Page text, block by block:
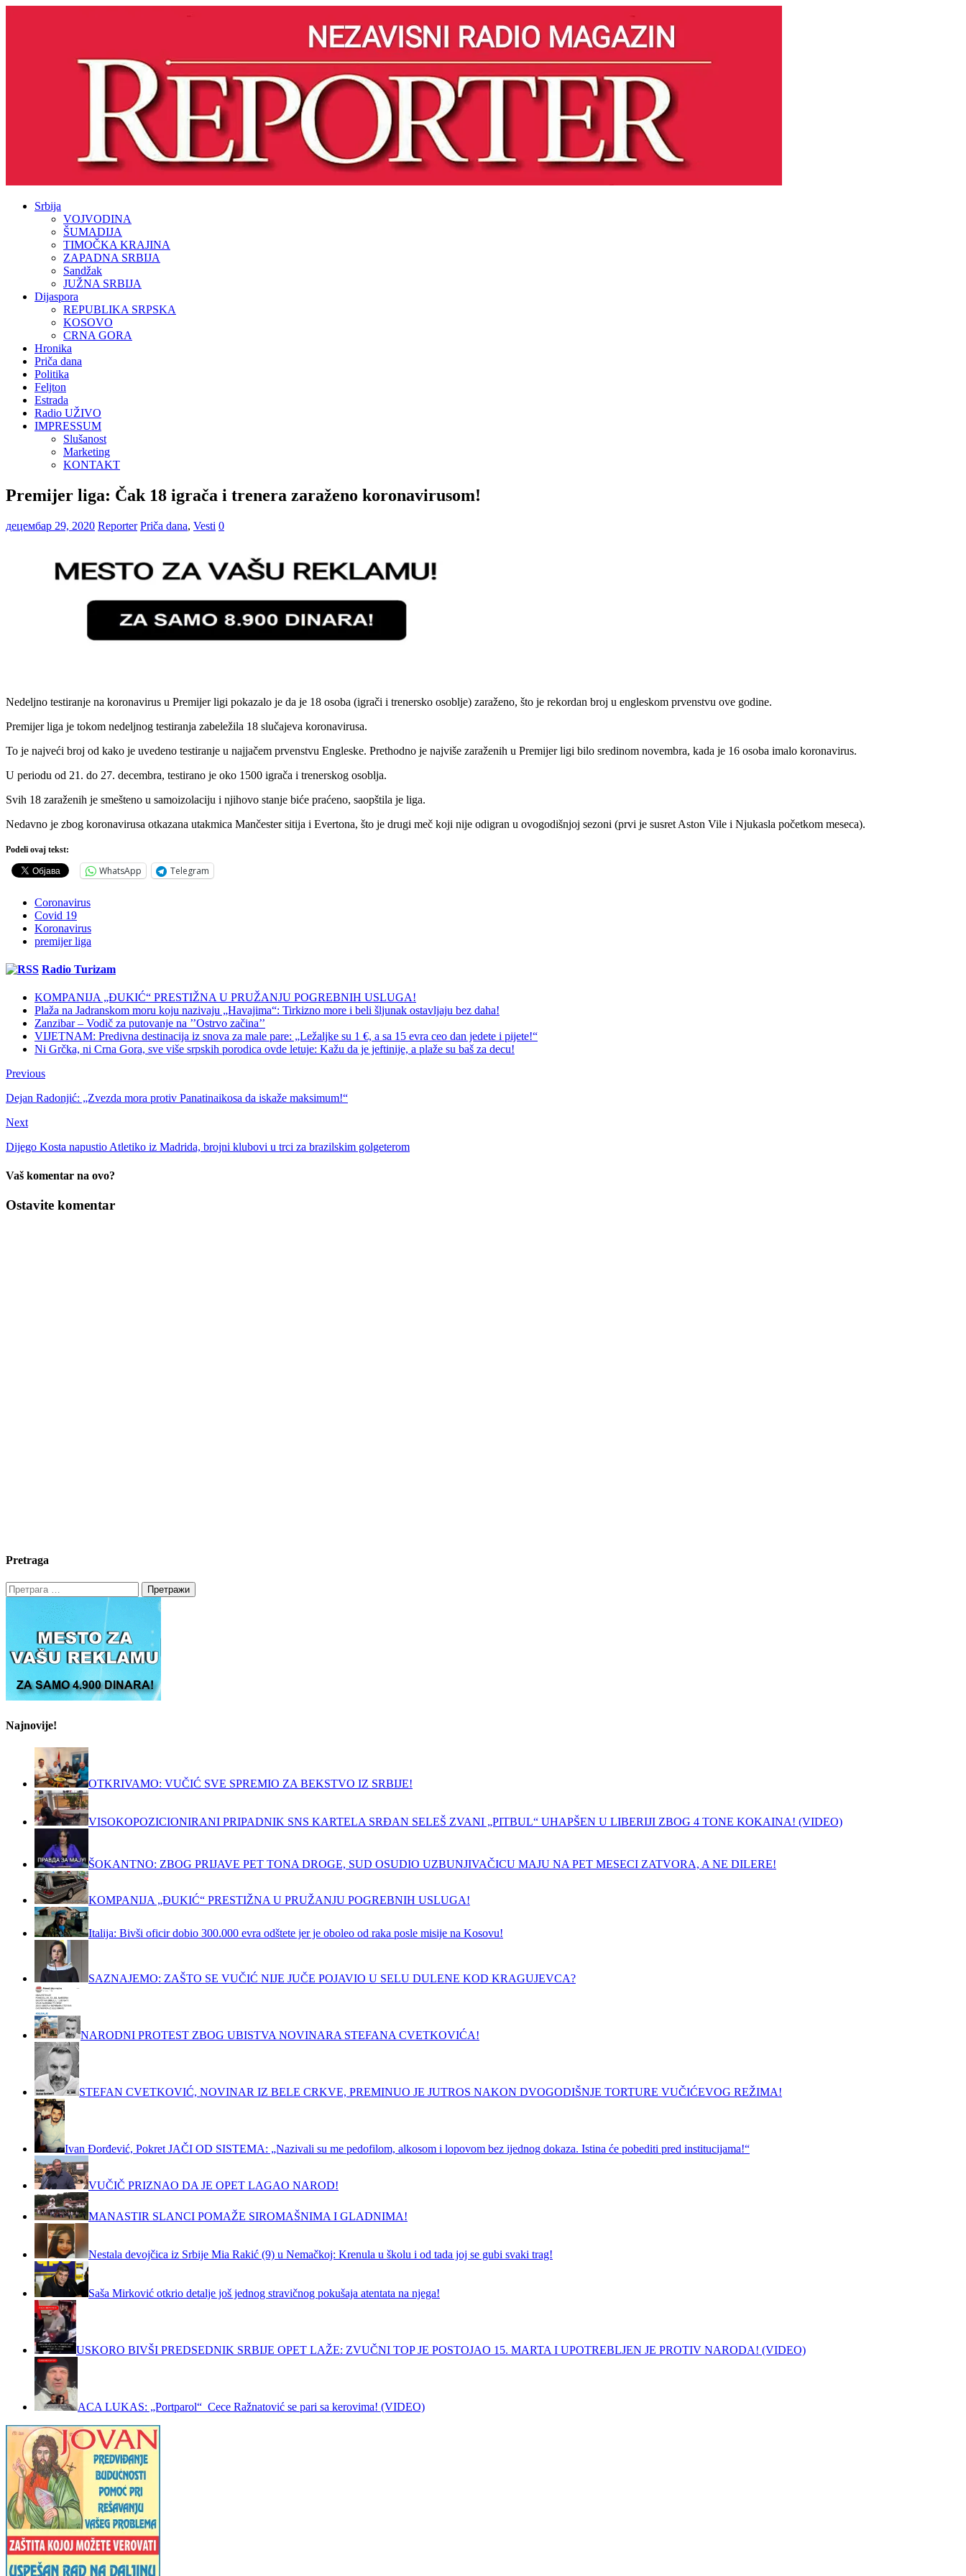
Srbija
VOJVODINA
ŠUMADIJA
TIMOČKA KRAJINA
ZAPADNA SRBIJA
Sandžak
JUŽNA SRBIJA
Dijaspora
REPUBLIKA SRPSKA
KOSOVO
CRNA GORA
Hronika
Priča dana
Politika
Feljton
Estrada
Radio UŽIVO
IMPRESSUM
Slušanost
Marketing
KONTAKT
Premijer liga: Čak 18 igrača i trenera zaraženo koronavirusom!
децембар 29, 2020 Reporter Priča dana, Vesti 0
Nedeljno testiranje na koronavirus u Premijer ligi pokazalo je da je 18 osoba (igrači i trenersko osoblje) zaraženo, što je rekordan broj u engleskom prvenstvu ove godine.
Premijer liga je tokom nedeljnog testiranja zabeležila 18 slučajeva koronavirusa.
To je najveći broj od kako je uvedeno testiranje u najjačem prvenstvu Engleske. Prethodno je najviše zaraženih u Premijer ligi bilo sredinom novembra, kada je 16 osoba imalo koronavirus.
U periodu od 21. do 27. decembra, testirano je oko 1500 igrača i trenerskog osoblja.
Svih 18 zaraženih je smešteno u samoizolaciju i njihovo stanje biće praćeno, saopštila je liga.
Nedavno je zbog koronavirusa otkazana utakmica Mančester sitija i Evertona, što je drugi meč koji nije odigran u ovogodišnjoj sezoni (prvi je susret Aston Vile i Njukasla početkom meseca).
Podeli ovaj tekst:
WhatsApp Telegram
Coronavirus
Covid 19
Koronavirus
premijer liga
Radio Turizam
KOMPANIJA „ĐUKIĆ“ PRESTIŽNA U PRUŽANJU POGREBNIH USLUGA!
Plaža na Jadranskom moru koju nazivaju „Havajima“: Tirkizno more i beli šljunak ostavljaju bez daha!
Zanzibar – Vodič za putovanje na ’’Ostrvo začina’’
VIJETNAM: Predivna destinacija iz snova za male pare: „Ležaljke su 1 €, a sa 15 evra ceo dan jedete i pijete!“
Ni Grčka, ni Crna Gora, sve više srpskih porodica ovde letuje: Kažu da je jeftinije, a plaže su baš za decu!
Previous
Dejan Radonjić: „Zvezda mora protiv Panatinaikosa da iskaže maksimum!“
Next
Dijego Kosta napustio Atletiko iz Madrida, brojni klubovi u trci za brazilskim golgeterom
Vaš komentar na ovo?
Ostavite komentar
Pretraga
Претрага
за:
Najnovije!
OTKRIVAMO: VUČIĆ SVE SPREMIO ZA BEKSTVO IZ SRBIJE!
VISOKOPOZICIONIRANI PRIPADNIK SNS KARTELA SRĐAN SELEŠ ZVANI „PITBUL“ UHAPŠEN U LIBERIJI ZBOG 4 TONE KOKAINA! (VIDEO)
ŠOKANTNO: ZBOG PRIJAVE PET TONA DROGE, SUD OSUDIO UZBUNJIVAČICU MAJU NA PET MESECI ZATVORA, A NE DILERE!
KOMPANIJA „ĐUKIĆ“ PRESTIŽNA U PRUŽANJU POGREBNIH USLUGA!
Italija: Bivši oficir dobio 300.000 evra odštete jer je oboleo od raka posle misije na Kosovu!
SAZNAJEMO: ZAŠTO SE VUČIĆ NIJE JUČE POJAVIO U SELU DULENE KOD KRAGUJEVCA?
NARODNI PROTEST ZBOG UBISTVA NOVINARA STEFANA CVETKOVIĆA!
STEFAN CVETKOVIĆ, NOVINAR IZ BELE CRKVE, PREMINUO JE JUTROS NAKON DVOGODIŠNJE TORTURE VUČIĆEVOG REŽIMA!
Ivan Đorđević, Pokret JAČI OD SISTEMA: „Nazivali su me pedofilom, alkosom i lopovom bez ijednog dokaza. Istina će pobediti pred institucijama!“
VUČIČ PRIZNAO DA JE OPET LAGAO NAROD!
MANASTIR SLANCI POMAŽE SIROMAŠNIMA I GLADNIMA!
Nestala devojčica iz Srbije Mia Rakić (9) u Nemačkoj: Krenula u školu i od tada joj se gubi svaki trag!
Saša Mirković otkrio detalje još jednog stravičnog pokušaja atentata na njega!
USKORO BIVŠI PREDSEDNIK SRBIJE OPET LAŽE: ZVUČNI TOP JE POSTOJAO 15. MARTA I UPOTREBLJEN JE PROTIV NARODA! (VIDEO)
ACA LUKAS: „Portparol“ Cece Ražnatović se pari sa kerovima! (VIDEO)